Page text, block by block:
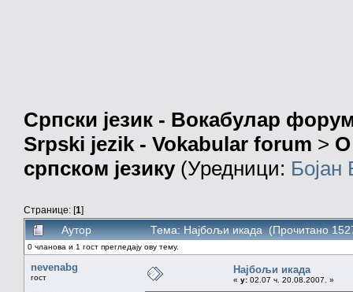
Српски језик - Вокабулар
Srpski jezik - Vokabular forum > О
српском језику(Уредници:
Странице: [1]
Аутор Тема: Најбољи икада (Прочитано
0 чланова и 1 гост прегледају ову тему.
nevenabg
гост
Најбољи икада
« у: 02.07 ч. 20.08.2007. »